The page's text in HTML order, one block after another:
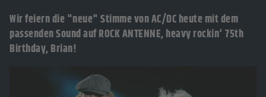
Wir feiern die "neue" Stimme von AC/DC heute mit dem
passenden Sound auf ROCK ANTENNE, heavy rockin' 75th
Birthday, Brian!